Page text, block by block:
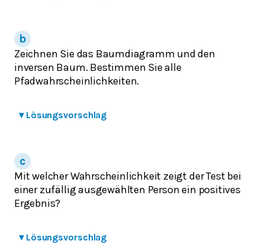
Zeichnen Sie das Baumdiagramm und den
inversen Baum. Bestimmen Sie alle
Pfadwahrscheinlichkeiten.
▾ Lösungsvorschlag
Mit welcher Wahrscheinlichkeit zeigt der Test bei
einer zufällig ausgewählten Person ein positives
Ergebnis?
▾ Lösungsvorschlag